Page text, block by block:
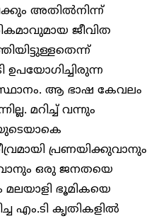
അതിൽനിന്ന്
ജീവിത
ഉപയോഗിച്ചിരുന്ന
ആ ഭാഷ കേവലം
മറിച്ച് വന്നും
പ്രണയിക്കുവാനും
ഒരു ജനതയെ
മലയാളി ഭൂമികയെ
എം.ടി കൃതികളിൽ